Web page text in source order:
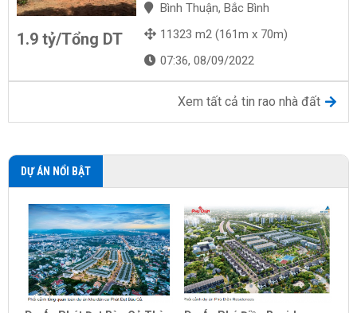
1.9 tỷ/Tổng DT
Bình Thuận, Bắc Bình
11323 m2 (161m x 70m)
07:36, 08/09/2022
Xem tất cả tin rao nhà đất
DỰ ÁN NỔI BẬT